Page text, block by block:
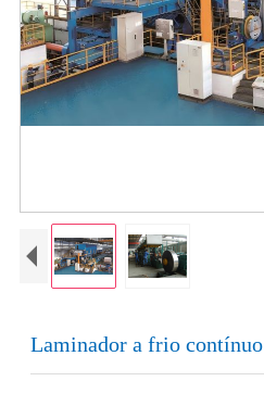
Laminador a frio contínuo